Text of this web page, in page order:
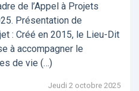
de l’Appel à Projets
Présentation de
: Créé en 2015, le Lieu-Dit
à accompagner le
de vie (…)
Jeudi 2 octobre 2025